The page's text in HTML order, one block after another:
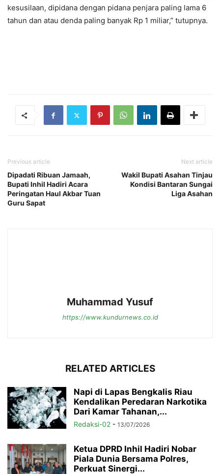
kesusilaan, dipidana dengan pidana penjara paling lama 6
tahun dan atau denda paling banyak Rp 1 miliar,” tutupnya.
Previous article
Dipadati Ribuan Jamaah,
Bupati Inhil Hadiri Acara
Peringatan Haul Akbar Tuan
Guru Sapat
Next article
Wakil Bupati Asahan Tinjau
Kondisi Bantaran Sungai
Liga Asahan
Muhammad Yusuf
https://www.kundurnews.co.id
RELATED ARTICLES
Napi di Lapas Bengkalis Riau
Kendalikan Peredaran Narkotika
Dari Kamar Tahanan,...
Redaksi-02 - 13/07/2026
Ketua DPRD Inhil Hadiri Nobar
Piala Dunia Bersama Polres,
Perkuat Sinergi...